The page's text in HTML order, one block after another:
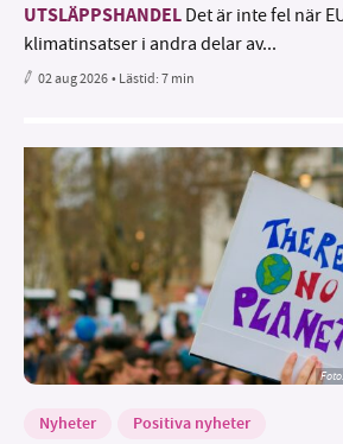
UTSLÄPPSHANDEL Det är inte fel när
klimatinsatser i andra delar av...
02 aug 2026• Lästid:7 min
Foto:
Nyheter Positiva nyheter